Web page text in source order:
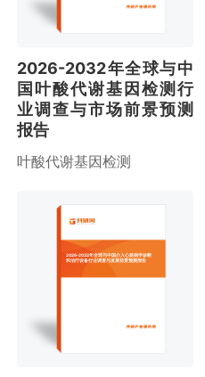
2026-2032年全球与中
国叶酸代谢基因检测行
业调查与市场前景预测
报告
叶酸代谢基因检测
2026-2032年全球与中国介入心脏病学诊断
和治疗设备行业调查与发展前景预测报告